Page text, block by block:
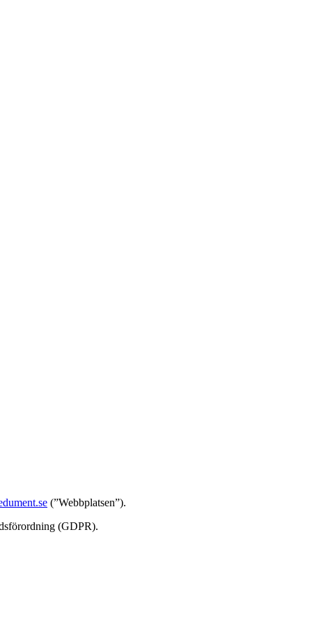
(”Webbplatsen”).
(GDPR).